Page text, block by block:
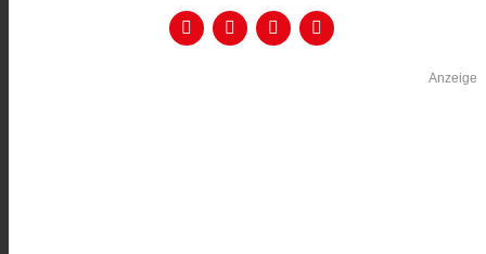
Anzeige